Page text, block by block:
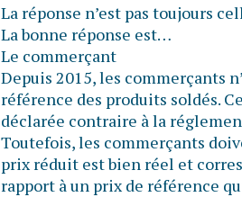
La réponse n’est pas toujours
La bonne réponse est…
Le commerçant
Depuis 2015, les commerçants
référence des produits soldés.
déclarée contraire à la
Toutefois, les commerçants
prix réduit est bien réel et
rapport à un prix de référence